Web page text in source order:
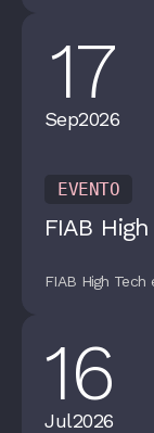
17
Sep2026
EVENTO
FIAB
FIAB High
16
Jul2026